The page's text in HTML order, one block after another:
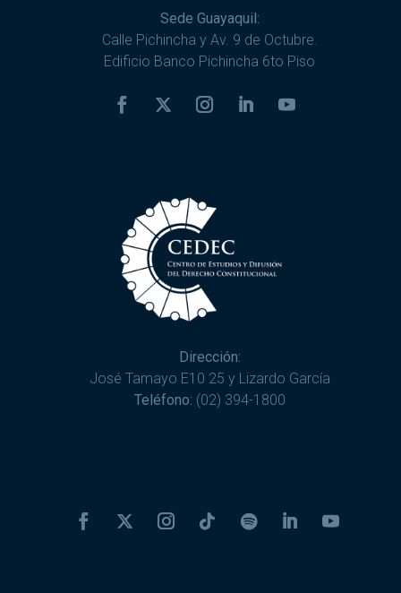
Sede Guayaquil:
Calle Pichincha y Av. 9 de Octubre.
Edificio Banco Pichincha 6to Piso
Dirección:
José Tamayo E10 25 y Lizardo García
Teléfono: (02) 394-1800